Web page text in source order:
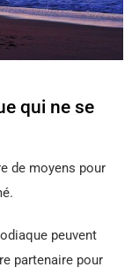
qui ne se
de moyens pour
peuvent
partenaire pour